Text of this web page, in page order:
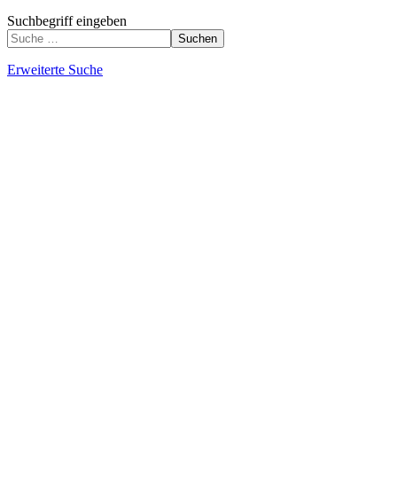
Suchbegriff eingeben
Suchen
Erweiterte Suche